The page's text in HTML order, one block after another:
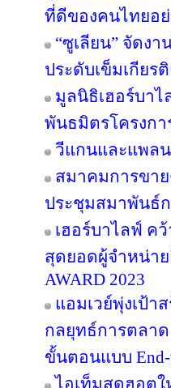
ที่ดีของคนไทยอย่
“ซูเลียน” จัดง
ประดับเข็มเกียร
มูลนิธิเฮอร์บา
พันธมิตรโครงกา
วีแกนและแพล
สมาคมการขา
ประชุมสมาพันธ์
เฮอร์บาไลฟ์ ค
สุดยอดผู้จำหน่าย
AWARD 2023
แอมเวย์พุ่งเป้า
กลยุทธ์การตลา
ขั้นตอนแบบ End-
ไอเท็มสุดฮอตใ